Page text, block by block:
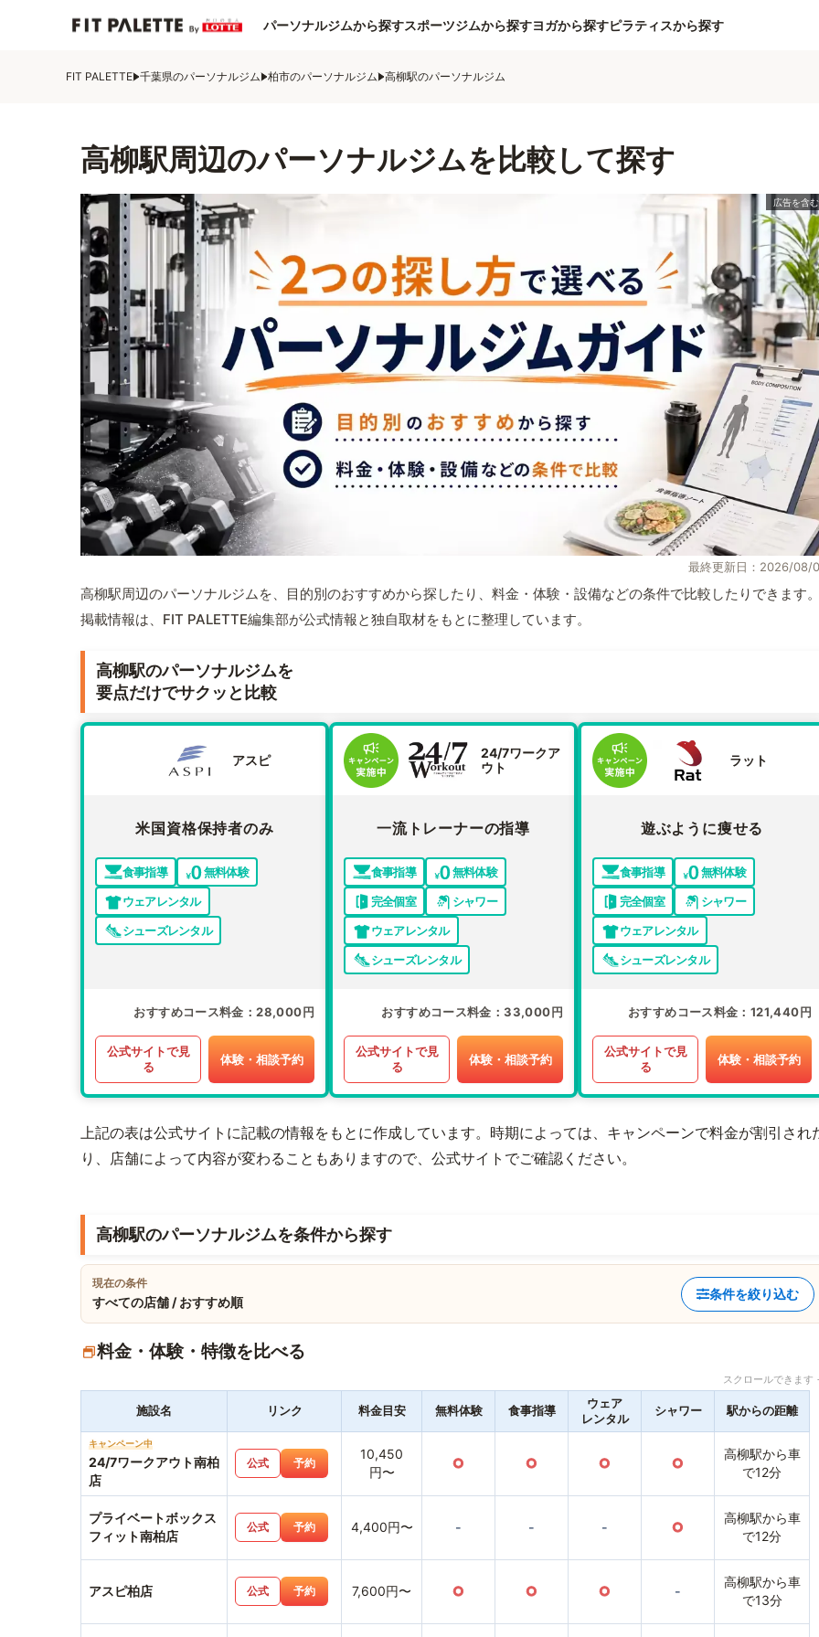
パーソナルジムから探すスポーツジムから探すヨガから探すピラティスから探す
FIT PALETTE 千葉県のパーソナルジム 柏市のパーソナルジム 高柳駅のパーソナルジム
高柳駅周辺のパーソナルジムを比較して探す
最終更新日：2026/08/
高柳駅周辺のパーソナルジムを、目的別のおすすめから探したり、料金・体験・設備などの条件で比較したりできます
掲載情報は、FIT PALETTE編集部が公式情報と独自取材をもとに整理しています。
高柳駅のパーソナルジムを
要点だけでサクッと比較
アスピ
米国資格保持者のみ
食事指導
無料体験
ウェアレンタル
シューズレンタル
おすすめコース料金 28,000円
公式サイトで見
る
体験・相談予約
24/7ワークア
ウト
一流トレーナーの指導
食事指導
無料体験
完全個室
シャワー
ウェアレンタル
シューズレンタル
おすすめコース料金 33,000円
公式サイトで見
る
体験・相談予約
ラット
遊ぶように痩せる
食事指導
無料体験
完全個室
シャワー
ウェアレンタル
シューズレンタル
おすすめコース料金 121,440円
公式サイトで見
る
体験・相談予約
上記の表は公式サイトに記載の情報をもとに作成しています。時期によっては、キャンペーンで料金が割引され
り、店舗によって内容が変わることもありますので、公式サイトでご確認ください。
高柳駅のパーソナルジムを条件から探す
現在の条件
すべての店舗 / おすすめ順
条件を絞り込む
料金・体験・特徴を比べる
スクロールできま
施設名 リンク 料金目安 無料体験 食事指導
ウェア
レンタル
シャワー 駅からの距離
キャンペーン中
24/7ワークアウト南柏
店
公式 予約
10,450
円〜
○ ○ ○ ○
高柳駅から車
で12分
プライベートボックス
フィット南柏店
公式 予約 4,400円〜 - - - ○
高柳駅から車
で12分
アスピ柏店 公式 予約 7,600円〜 ○ ○ ○ -
高柳駅から車
で13分